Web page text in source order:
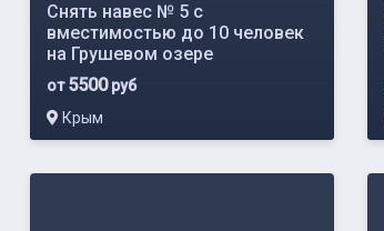
Снять навес № 5 с
вместимостью до 10 человек
на Грушевом озере
от5500руб
Крым